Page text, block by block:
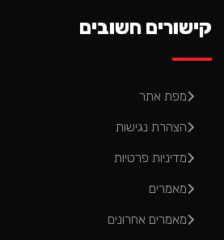
קישורים חשובים
מפת אתר
הצהרת נגישות
מדיניות פרטיות
מאמרים
מאמרים אחרונים